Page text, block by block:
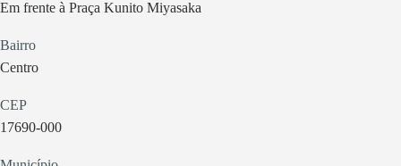
Em frente à Praça Kunito Miyasaka
Bairro
Centro
CEP
17690-000